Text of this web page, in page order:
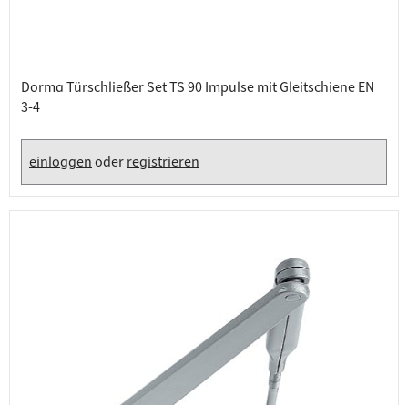
Dorma Türschließer Set TS 90 Impulse mit Gleitschiene EN
3-4
einloggenoderregistrieren